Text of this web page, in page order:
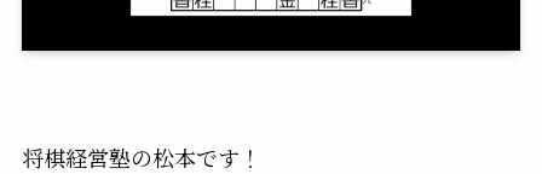
将棋経営塾の松本です！